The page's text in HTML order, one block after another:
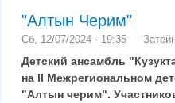
"Алтын Черим"
Сб, 12/07/2024 - 19:35 —
Детский ансамбль
на ll Межрегиональном
"Алтын черим".